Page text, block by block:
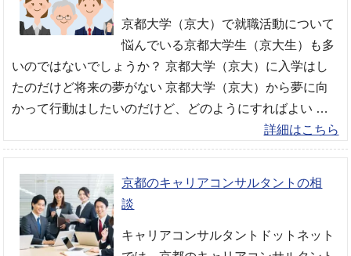
京都大学（京大）で就職活動について
悩んでいる京都大学生（京大生）も多
いのではないでしょうか？ 京都大学（京大）に入学はし
たのだけど将来の夢がない 京都大学（京大）から夢に向
かって行動はしたいのだけど、どのようにすればよい …
詳細はこちら
京都のキャリアコンサルタントの相
談
キャリアコンサルタントドットネット